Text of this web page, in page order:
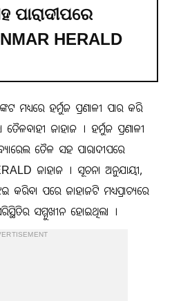
ପାରାଦୀପରେ
HERALD
ମଧ୍ୟରେ ହର୍ମୁଜ ପ୍ରଣାଳୀ ପାର କରି
ତୈଳବାହୀ ଜାହାଜ । ହର୍ମୁଜ ପ୍ରଣାଳୀ
ତୈଳ ସହ ପାରାଦୀପରେ
ଜାହାଜ । ସୂଚନା ଅନୁଯାୟୀ,
ପରେ ଜାହାଜଟି ମଧ୍ୟପ୍ରାଚ୍ୟରେ
ସମ୍ମୁଖୀନ ହୋଇଥିଲା ।